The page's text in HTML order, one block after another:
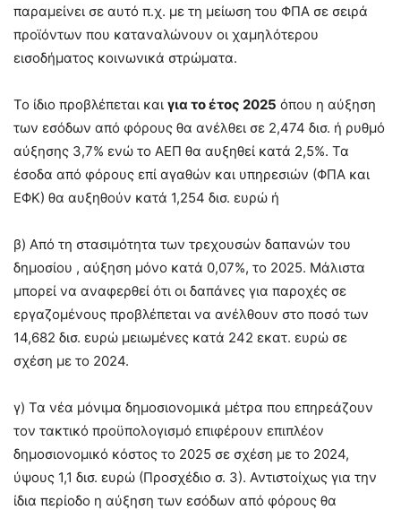
παραμείνει σε αυτό π.χ. με τη μείωση του ΦΠΑ σε σειρά
προϊόντων που καταναλώνουν οι χαμηλότερου
εισοδήματος κοινωνικά στρώματα.
Το ίδιο προβλέπεται και για το έτος 2025 όπου η αύξηση
των εσόδων από φόρους θα ανέλθει σε 2,474 δισ. ή ρυθμό
αύξησης 3,7% ενώ το ΑΕΠ θα αυξηθεί κατά 2,5%. Τα
έσοδα από φόρους επί αγαθών και υπηρεσιών (ΦΠΑ και
ΕΦΚ) θα αυξηθούν κατά 1,254 δισ. ευρώ ή
β) Από τη στασιμότητα των τρεχουσών δαπανών του
δημοσίου , αύξηση μόνο κατά 0,07%, το 2025. Μάλιστα
μπορεί να αναφερθεί ότι οι δαπάνες για παροχές σε
εργαζομένους προβλέπεται να ανέλθουν στο ποσό των
14,682 δισ. ευρώ μειωμένες κατά 242 εκατ. ευρώ σε
σχέση με το 2024.
γ) Τα νέα μόνιμα δημοσιονομικά μέτρα που επηρεάζουν
τον τακτικό προϋπολογισμό επιφέρουν επιπλέον
δημοσιονομικό κόστος το 2025 σε σχέση με το 2024,
ύψους 1,1 δισ. ευρώ (Προσχέδιο σ. 3). Αντιστοίχως για την
ίδια περίοδο η αύξηση των εσόδων από φόρους θα